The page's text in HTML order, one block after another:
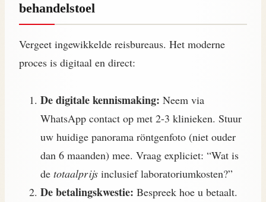
behandelstoel
Vergeet ingewikkelde reisbureaus. Het moderne
proces is digitaal en direct:
De digitale kennismaking: Neem via
WhatsApp contact op met 2-3 klinieken. Stuur
uw huidige panorama röntgenfoto (niet ouder
dan 6 maanden) mee. Vraag expliciet: “Wat is
de totaalprijs inclusief laboratoriumkosten?”
De betalingskwestie: Bespreek hoe u betaalt.